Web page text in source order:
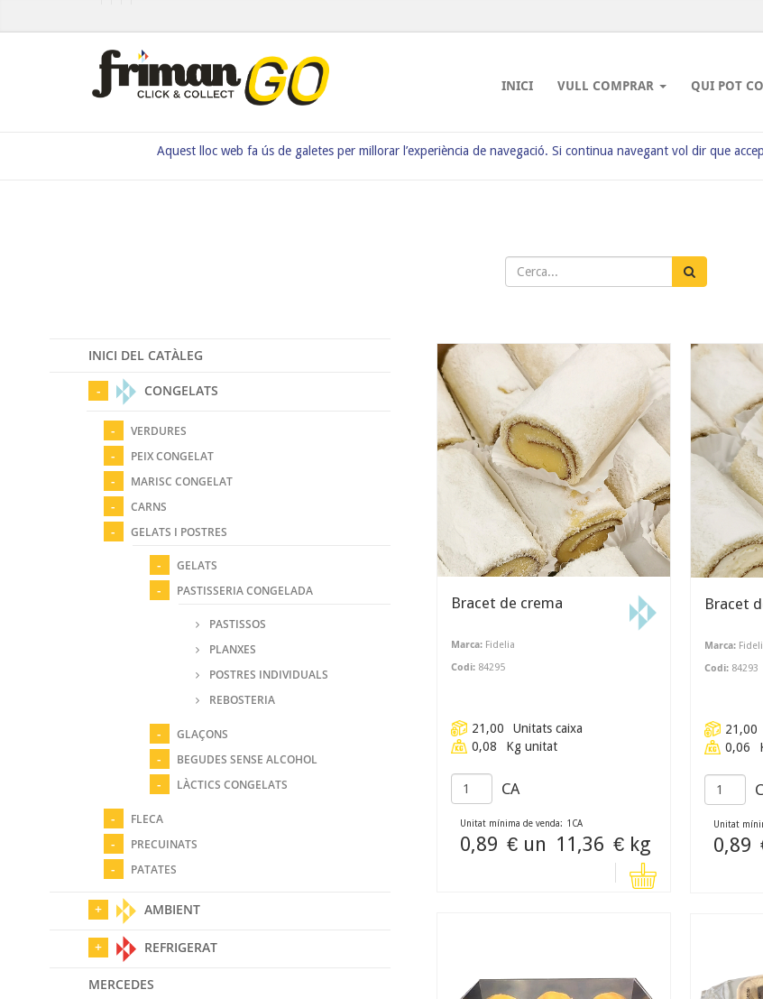
Aquest lloc web fa ús de galetes per millorar l’experiència de navegació. Si continua navegant vol dir que
INICI VULL COMPRAR QUI POT
INICI DEL CATÀLEG
CONGELATS
VERDURES
PEIX CONGELAT
MARISC CONGELAT
CARNS
GELATS I POSTRES
GELATS
PASTISSERIA CONGELADA
PASTISSOS
PLANXES
POSTRES INDIVIDUALS
REBOSTERIA
GLAÇONS
BEGUDES SENSE ALCOHOL
LÀCTICS CONGELATS
FLECA
PRECUINATS
PATATES
AMBIENT
REFRIGERAT
MERCEDES
Bracet de crema
Marca: Fidelia
Codi: 84295
21,00
Unitats caixa
0,08
Kg unitat
CA
Unitat mínima de venda: 1 CA
0,89 € un 11,36 € kg
Bracet
Marca:
Codi: 84293
21,00
0,06
Unitat
0,89